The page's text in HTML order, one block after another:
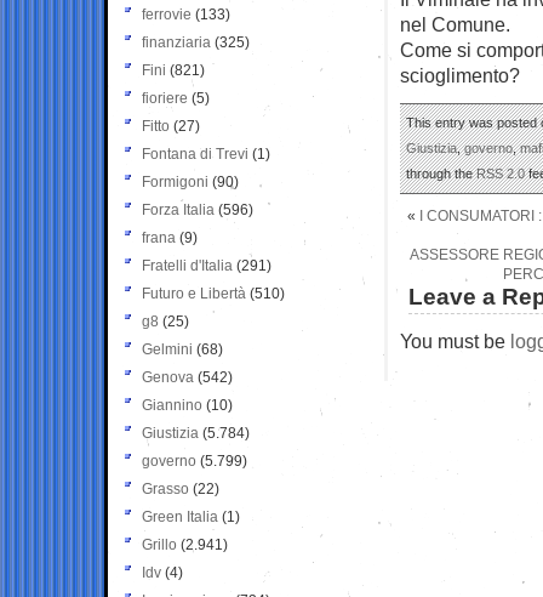
nel Comune.
Come si
scioglimento?
This entry was posted
Giustizia,governo,
through theRSS 2.0
« I
ASSESSORE
Leave a
You must be
ferrovie (133)
finanziaria (325)
Fini (821)
fioriere (5)
Fitto (27)
Fontana di Trevi (1)
Formigoni (90)
Forza Italia (596)
frana (9)
Fratelli d'Italia (291)
Futuro e Libertà (510)
g8 (25)
Gelmini (68)
Genova (542)
Giannino (10)
Giustizia (5.784)
governo (5.799)
Grasso (22)
Green Italia (1)
Grillo (2.941)
Idv (4)